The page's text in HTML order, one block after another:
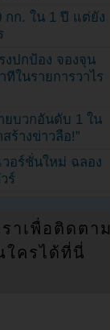
กก. ใน 1 ปี แต่ยัง
งปกป้อง จองจุน
ในรายการวาไร
ยบวกอันดับ 1 ใน
ร้างข่าวลือ!”
วอร์ชั่นใหม่ ฉลอง
ร์
าเพื่อติดตาม
ใครได้ที่นี่